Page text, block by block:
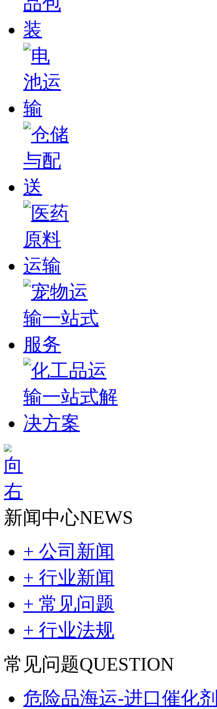
新闻中心NEWS
+ 公司新闻
+ 行业新闻
+ 常见问题
+ 行业法规
常见问题QUESTION
危险品海运-进口催化